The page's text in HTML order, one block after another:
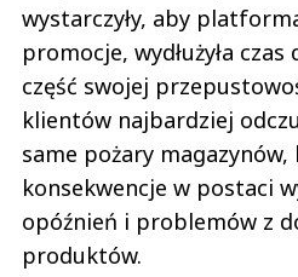
wystarczyły, aby
promocje, wydłużyła
część swojej
klientów najbardziej
same pożary magazynów,
konsekwencje w postaci
opóźnień i problemów z
produktów.